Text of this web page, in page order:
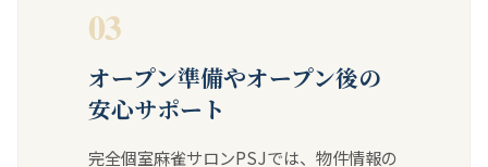
03
オープン準備やオープン後の
安心サポート
完全個室麻雀サロンPSJでは、物件情報の